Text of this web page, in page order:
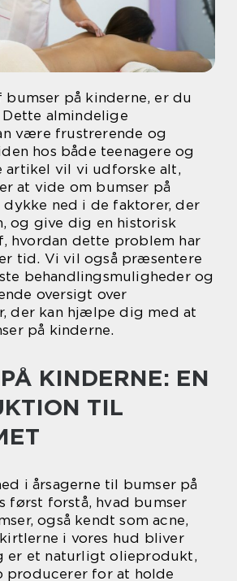
bumser på kinderne, er du
Dette almindelige
være frustrerende og
hos både teenagere og
artikel vil vi udforske alt,
at vide om bumser på
ned i de faktorer, der
og give dig en historisk
hvordan dette problem har
tid. Vi vil også præsentere
behandlingsmuligheder og
oversigt over
der kan hjælpe dig med at
på kinderne.
KINDERNE: EN
TIL
i årsagerne til bumser på
først forstå, hvad bumser
også kendt som acne,
i vores hud bliver
er et naturligt olieprodukt,
producerer for at holde